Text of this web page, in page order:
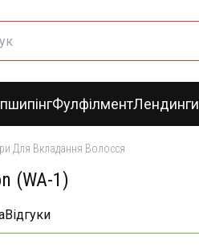
ФулфілментЛендинги
Для Вкладання Волосся
(WA-1)
Відгуки